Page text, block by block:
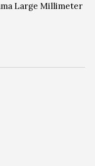
Large Millimeter